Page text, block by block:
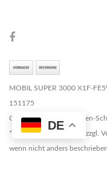
DE
MOBIL SUPER 3000 X1F-
151175
Copyright © 2026 Marken-
* Alle Preise zzgl. MwSt. zzgl.
wenn nicht anders beschrieben.